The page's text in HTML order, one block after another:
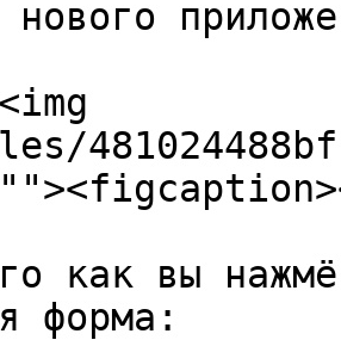
нового
как вы
форма: